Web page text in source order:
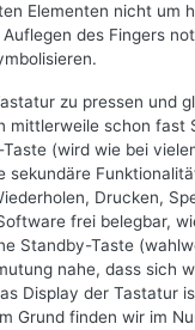
Elementen nicht um
des Fingers
zu pressen und
mittlerweile schon
(wird wie bei
sekundäre
Drucken,
frei belegbar,
Standby-Taste
nahe, dass sich
Display der Tastatur
Grund finden wir im